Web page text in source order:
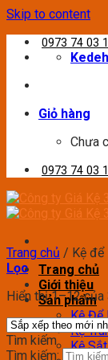
Skip to content
0973 74 03
Giỏ hàng
Chưa
0973 74 03
Trang chủ
Giới thiệu
Sản phẩm
Kệ Để
Kệ
Kệ
Trang chủ / Kệ
Lọc
Hiển thị 1–12 của
Tìm kiếm
Tìm kiếm: